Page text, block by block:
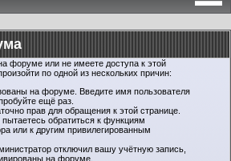
форуме или не имеете доступа к этой
по одной из нескольких причин:
на форуме. Введите имя пользователя
ещё раз.
прав для обращения к этой странице.
обратиться к функциям
или к другим привилегированным
отключил вашу учётную запись,
на форуме.